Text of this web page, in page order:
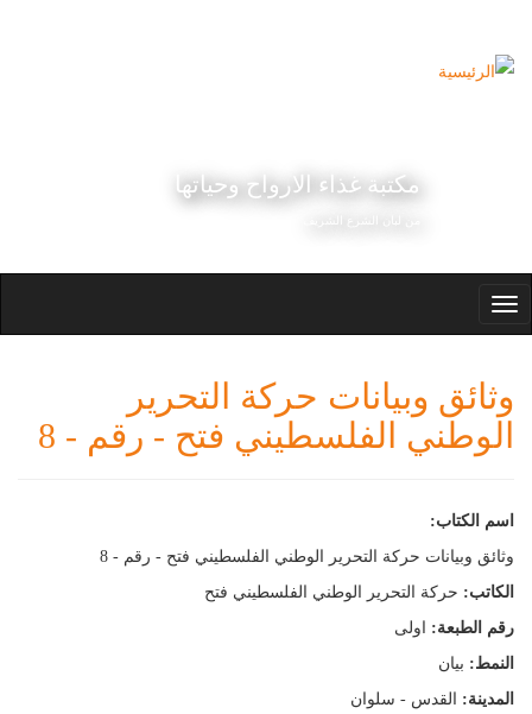
مكتبة غذاء الارواح وحياتها
Toggle
وثائق وبيانات حركة التحرير
الوطني الفلسطيني فتح - رقم - 8
اسم الكتاب:
وثائق وبيانات حركة التحرير الوطني الفلسطيني فتح - رقم - 8
الكاتب: حركة التحرير الوطني الفلسطيني فتح
رقم الطبعة:
اولى
النمط: بيان
المدينة:
القدس - سلوان